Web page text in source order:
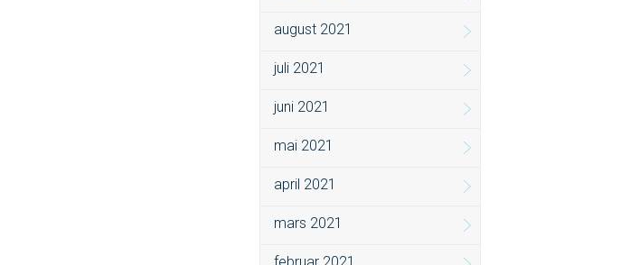
august 2021
juli 2021
juni 2021
mai 2021
april 2021
mars 2021